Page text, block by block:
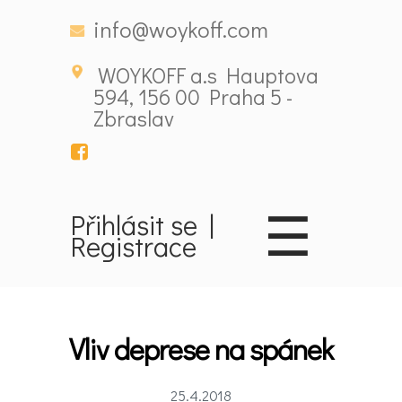
info@woykoff.com
WOYKOFF a.s Hauptova
594, 156 00 Praha 5 -
Zbraslav
Přihlásit se |
Registrace
Domů
Látky
nálady
☰
Vliv deprese na spánek
25.4.2018